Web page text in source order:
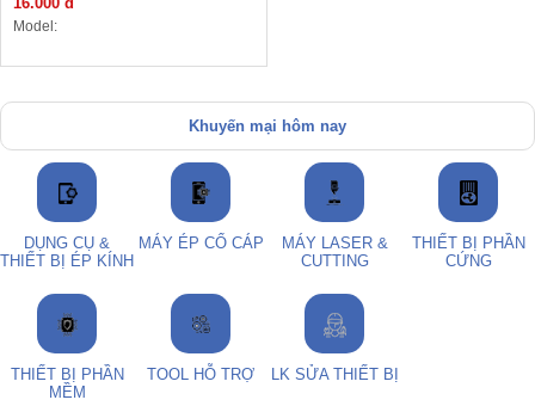
Model:
Khuyến mại hôm nay
DỤNG CỤ &
THIẾT BỊ ÉP KÍNH
MÁY ÉP CỔ CÁP
MÁY LASER &
CUTTING
THIẾT BỊ PHẦN
CỨNG
THIẾT BỊ PHẦN
MỀM
TOOL HỖ TRỢ LK SỬA THIẾT BỊ